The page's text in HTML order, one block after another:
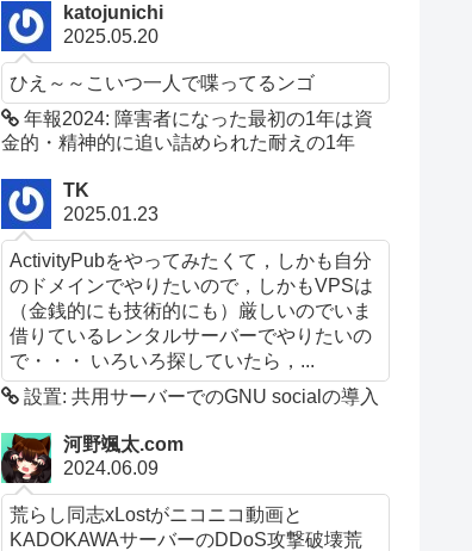
katojunichi
2025.05.20
ひえ～～こいつ一人で喋ってるンゴ
年報2024: 障害者になった最初の1年は資
金的・精神的に追い詰められた耐えの1年
TK
2025.01.23
ActivityPubをやってみたくて，しかも自分
のドメインでやりたいので，しかもVPSは
（金銭的にも技術的にも）厳しいのでいま
借りているレンタルサーバーでやりたいの
で・・・ いろいろ探していたら，...
設置: 共用サーバーでのGNU socialの導入
河野颯太.com
2024.06.09
荒らし同志xLostがニコニコ動画と
KADOKAWAサーバーのDDoS攻撃破壊荒